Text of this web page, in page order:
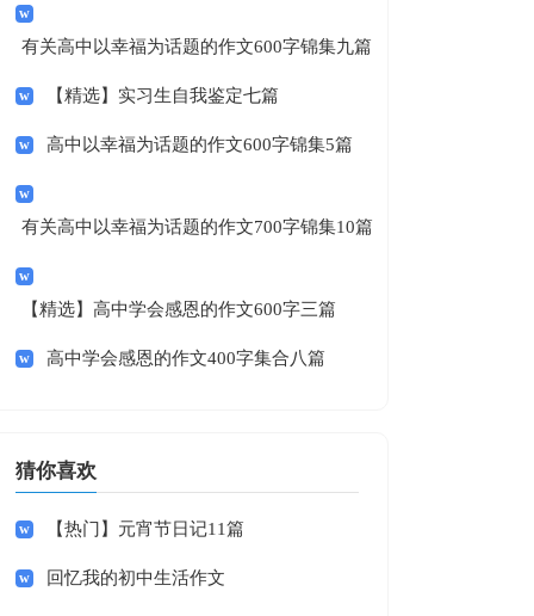
有关高中以幸福为话题的作文600字锦集九篇
【精选】实习生自我鉴定七篇
高中以幸福为话题的作文600字锦集5篇
有关高中以幸福为话题的作文700字锦集10篇
【精选】高中学会感恩的作文600字三篇
高中学会感恩的作文400字集合八篇
猜你喜欢
【热门】元宵节日记11篇
回忆我的初中生活作文